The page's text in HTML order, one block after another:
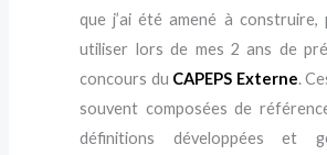
que j’ai été amené à construire,
utiliser lors de mes 2 ans de
concours du CAPEPS Externe.
souvent composées de
définitions développées et